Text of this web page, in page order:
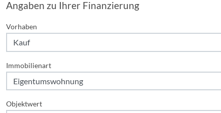
Angaben zu Ihrer Finanzierung
Vorhaben
Immobilienart
Objektwert